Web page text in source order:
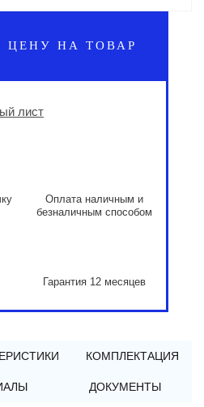
ЦЕНУ НА ТОВАР
лист
Оплата наличным и
безналичным способом
Гарантия 12 месяцев
КОМПЛЕКТАЦИЯ
ДОКУМЕНТЫ